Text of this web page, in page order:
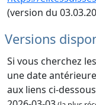
(version du
Versions
Si vous cherchez
une date
aux liens ci-